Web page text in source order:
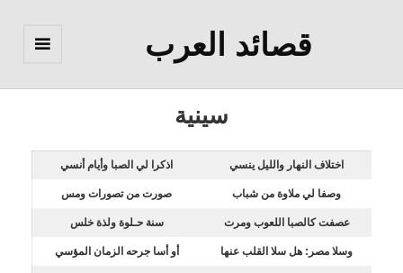
قصائد العرب
سينية
اختلاف النهار والليل ينسي اذكرا لي الصبا وأيام أنسي
وصفا لي ملاوة من شباب صورت من تصورات ومس
عصفت كالصبا اللعوب ومرت سنة حـلوة ولذة خلس
وسلا مصر: هل سلا القلب عنها أو أسا جرحه الزمان المؤسي